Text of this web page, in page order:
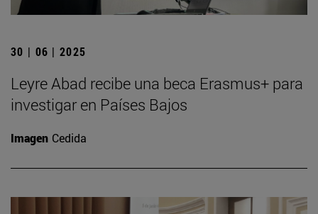
30 | 06 | 2025
Leyre Abad recibe una beca Erasmus+ para
investigar en Países Bajos
Imagen Cedida